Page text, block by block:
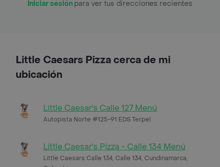
Iniciar sesión para ver tus direcciones recientes
Little Caesars Pizza cerca de mi
ubicación
Little Caesar's Calle 127 Menú
Autopista Norte #125-91 EDS Terpel
Little Caesar's Pizza - Calle 134 Menú
Little Caesars Calle 134, Calle 134, Cundinamarca,